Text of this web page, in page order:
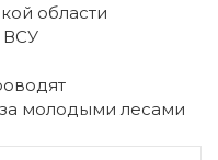
области
ВСУ
молодыми лесами